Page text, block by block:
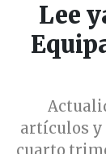
Lee
artículos y